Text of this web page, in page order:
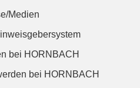
Medien
bei HORNBACH
bei HORNBACH